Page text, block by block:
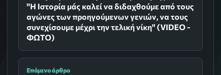
"Η Ιστορία μάς καλεί να διδαχθούμε από τους
αγώνες των προηγούμενων γενιών, να τους
συνεχίσουμε μέχρι την τελική νίκη" (VIDEO -
ΦΩΤΟ)
Επόμενο άρθρο